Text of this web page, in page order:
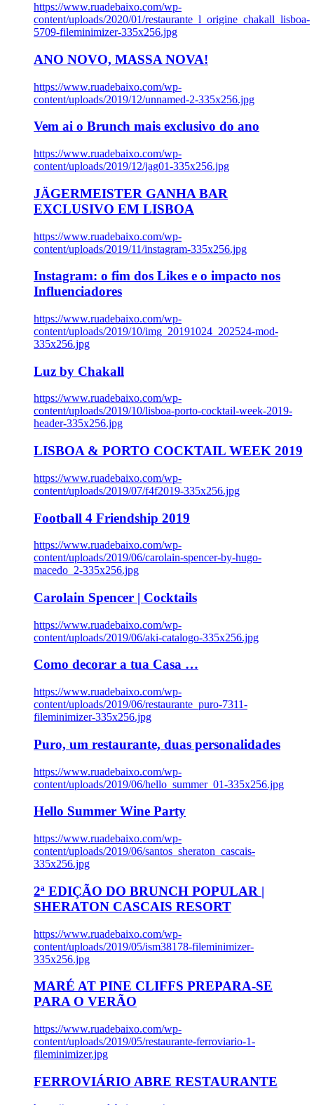
https://www.ruadebaixo.com/wp-
content/uploads/2020/01/restaurante_l_origine_chakall_lisboa-
5709-fileminimizer-335x256.jpg
ANO NOVO, MASSA NOVA!
https://www.ruadebaixo.com/wp-
content/uploads/2019/12/unnamed-2-335x256.jpg
Vem ai o Brunch mais exclusivo do ano
https://www.ruadebaixo.com/wp-
content/uploads/2019/12/jag01-335x256.jpg
JÄGERMEISTER GANHA BAR
EXCLUSIVO EM LISBOA
https://www.ruadebaixo.com/wp-
content/uploads/2019/11/instagram-335x256.jpg
Instagram: o fim dos Likes e o impacto nos
Influenciadores
https://www.ruadebaixo.com/wp-
content/uploads/2019/10/img_20191024_202524-mod-
335x256.jpg
Luz by Chakall
https://www.ruadebaixo.com/wp-
content/uploads/2019/10/lisboa-porto-cocktail-week-2019-
header-335x256.jpg
LISBOA & PORTO COCKTAIL WEEK 2019
https://www.ruadebaixo.com/wp-
content/uploads/2019/07/f4f2019-335x256.jpg
Football 4 Friendship 2019
https://www.ruadebaixo.com/wp-
content/uploads/2019/06/carolain-spencer-by-hugo-
macedo_2-335x256.jpg
Carolain Spencer | Cocktails
https://www.ruadebaixo.com/wp-
content/uploads/2019/06/aki-catalogo-335x256.jpg
Como decorar a tua Casa …
https://www.ruadebaixo.com/wp-
content/uploads/2019/06/restaurante_puro-7311-
fileminimizer-335x256.jpg
Puro, um restaurante, duas personalidades
https://www.ruadebaixo.com/wp-
content/uploads/2019/06/hello_summer_01-335x256.jpg
Hello Summer Wine Party
https://www.ruadebaixo.com/wp-
content/uploads/2019/06/santos_sheraton_cascais-
335x256.jpg
2ª EDIÇÃO DO BRUNCH POPULAR |
SHERATON CASCAIS RESORT
https://www.ruadebaixo.com/wp-
content/uploads/2019/05/ism38178-fileminimizer-
335x256.jpg
MARÉ AT PINE CLIFFS PREPARA-SE
PARA O VERÃO
https://www.ruadebaixo.com/wp-
content/uploads/2019/05/restaurante-ferroviario-1-
fileminimizer.jpg
FERROVIÁRIO ABRE RESTAURANTE